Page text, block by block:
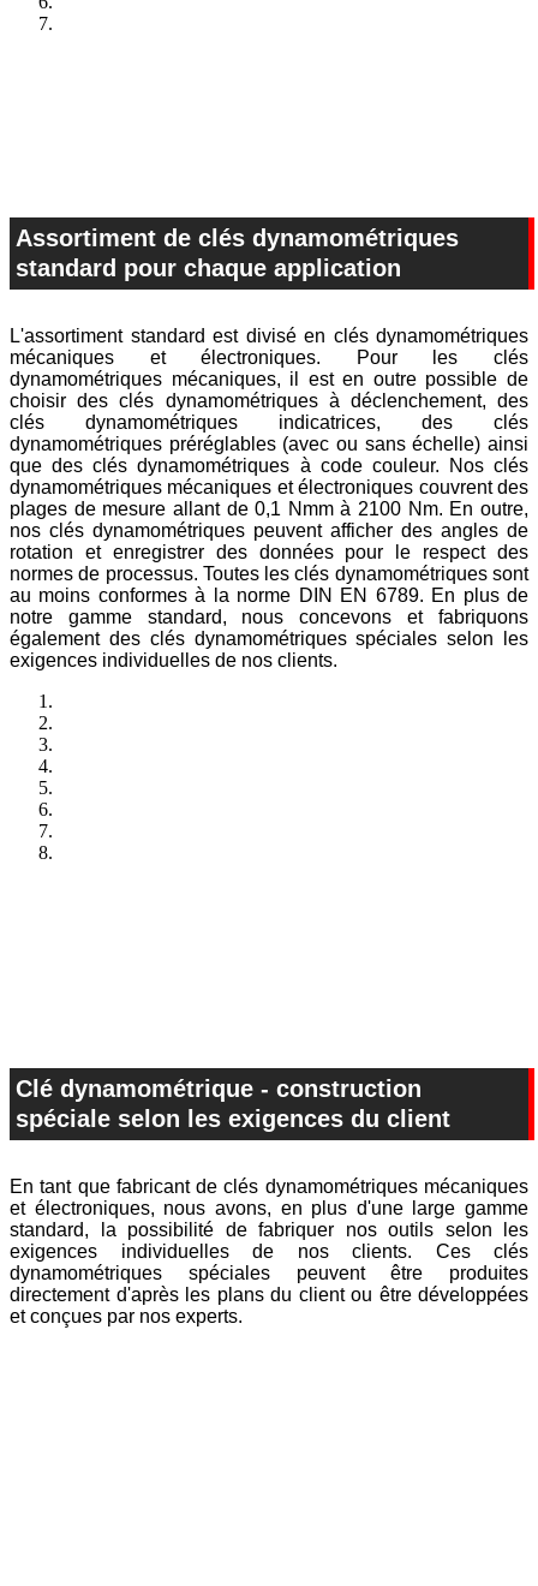
Assortiment de clés dynamométriques
standard pour chaque application
L'assortiment standard est divisé en clés dynamométriques
mécaniques et électroniques. Pour les clés
dynamométriques mécaniques, il est en outre possible de
choisir des clés dynamométriques à déclenchement, des
clés dynamométriques indicatrices, des clés
dynamométriques préréglables (avec ou sans échelle) ainsi
que des clés dynamométriques à code couleur. Nos clés
dynamométriques mécaniques et électroniques couvrent des
plages de mesure allant de 0,1 Nmm à 2100 Nm. En outre,
nos clés dynamométriques peuvent afficher des angles de
rotation et enregistrer des données pour le respect des
normes de processus. Toutes les clés dynamométriques sont
au moins conformes à la norme DIN EN 6789. En plus de
notre gamme standard, nous concevons et fabriquons
également des clés dynamométriques spéciales selon les
exigences individuelles de nos clients.
Clé dynamométrique - construction
spéciale selon les exigences du client
En tant que fabricant de clés dynamométriques mécaniques
et électroniques, nous avons, en plus d'une large gamme
standard, la possibilité de fabriquer nos outils selon les
exigences individuelles de nos clients. Ces clés
dynamométriques spéciales peuvent être produites
directement d'après les plans du client ou être développées
et conçues par nos experts.